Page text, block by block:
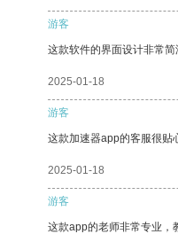
游客
这款软件的界面设计非常简
2025-01-18
游客
这款加速器app的客服很贴
2025-01-18
游客
这款app的老师非常专业，